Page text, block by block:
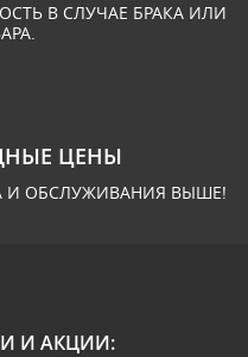
В СЛУЧАЕ БРАКА ИЛИ
ЦЕНЫ
И ОБСЛУЖИВАНИЯ ВЫШЕ!
И АКЦИИ: